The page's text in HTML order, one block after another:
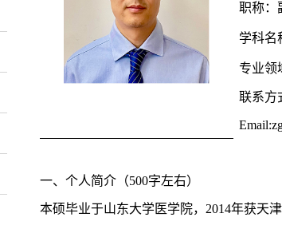
职称：
学科名
专业领
联系方
Email:
一、个人简介（500字左右）
本硕毕业于山东大学医学院， 2014年获天